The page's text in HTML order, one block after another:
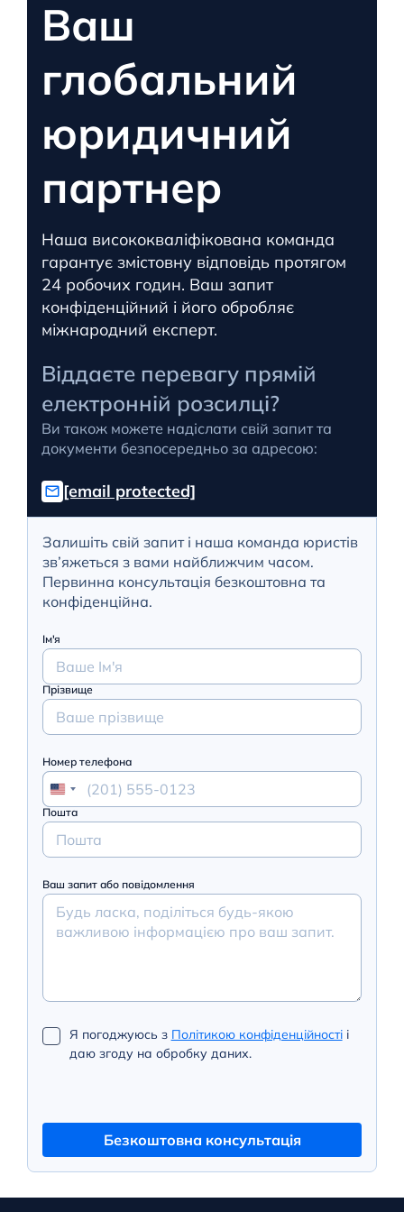
Ваш
глобальний
юридичний
партнер
Наша висококваліфікована команда
гарантує змістовну відповідь протягом
24 робочих годин. Ваш запит
конфіденційний і його обробляє
міжнародний експерт.
Віддаєте перевагу прямій
електронній розсилці?
Ви також можете надіслати свій запит та
документи безпосередньо за адресою:
[email protected]
Залишіть свій запит і наша команда юристів
зв’яжеться з вами найближчим часом.
Первинна консультація безкоштовна та
конфіденційна.
Ім'я
Прізвище
Номер телефона
Пошта
Ваш запит або повідомлення
Я погоджуюсь з Політикою конфіденційностіі
даю згоду на обробку даних.
Безкоштовна консультація